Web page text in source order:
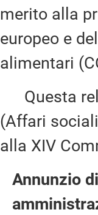
merito alla
europeo e
alimentari
Questa
(Affari
alla XIV
Annunzio